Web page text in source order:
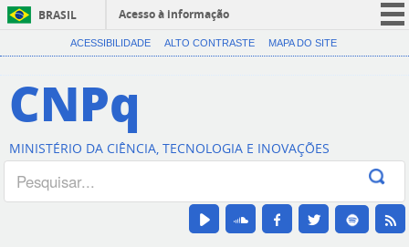
BRASIL
Acesso à informação
CORONAVÍRUS (COVID-19)
Canais
ACESSIBILIDADE ALTO CONTRASTE MAPA DO SITE
CNPq
MINISTÉRIO DA CIÊNCIA, TECNOLOGIA E INOVAÇÕES